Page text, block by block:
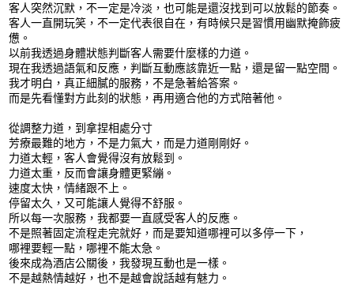
客人突然沉默，不一定是冷淡，也可能是還沒找到可以放鬆的節奏。
客人一直開玩笑，不一定代表很自在，有時候只是習慣用幽默掩飾疲
憊。
以前我透過身體狀態判斷客人需要什麼樣的力道。
現在我透過語氣和反應，判斷互動應該靠近一點，還是留一點空間。
我才明白，真正細膩的服務，不是急著給答案。
而是先看懂對方此刻的狀態，再用適合他的方式陪著他。
從調整力道，到拿捏相處分寸
芳療最難的地方，不是力氣大，而是力道剛剛好。
力道太輕，客人會覺得沒有放鬆到。
力道太重，反而會讓身體更緊繃。
速度太快，情緒跟不上。
停留太久，又可能讓人覺得不舒服。
所以每一次服務，我都要一直感受客人的反應。
不是照著固定流程走完就好，而是要知道哪裡可以多停一下，
哪裡要輕一點，哪裡不能太急。
後來成為酒店公關後，我發現互動也是一樣。
不是越熱情越好，也不是越會說話越有魅力。